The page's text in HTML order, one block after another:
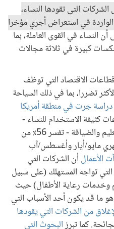
التي تقودها النساء،
الواردة في استعراض أجري مؤخرا
أن النساء في القوى العاملة، بما
كبيرة في ثلاثة مجالات
قطاعات الاقتصاد التي توظف
تضررا، بما في ذلك السياحة
جرت في منطقة أمريكا
كثيفة الاستخدام للنساء -
التجارة والخدمات الشخصية والتعليم والضيافة - تفسر 56٪ من
مايو/أيار وأغسطس/آب
الأعمال أن الشركات التي
تواجه المستهلك (على سبيل
وخدمات رعاية الأطفال) حيث
ما قد يكون أحد الأسباب التي
من الشركات التي يقودها
كما تبرزالبحوث التي